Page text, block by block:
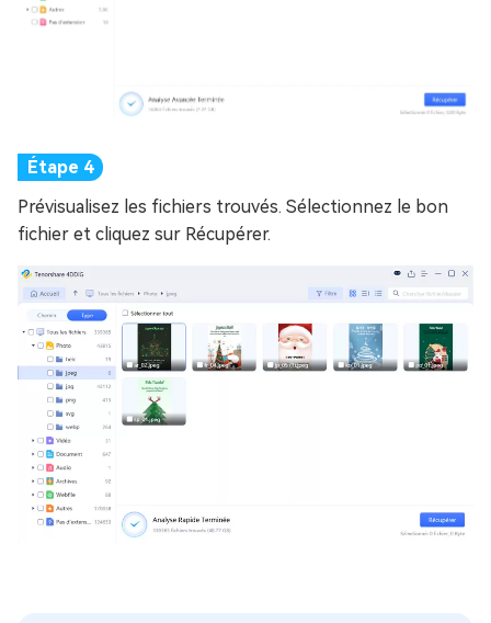
Prévisualisez les fichiers trouvés. Sélectionnez le bon
fichier et cliquez sur Récupérer.